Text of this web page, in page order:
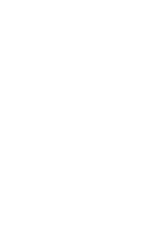
должностных